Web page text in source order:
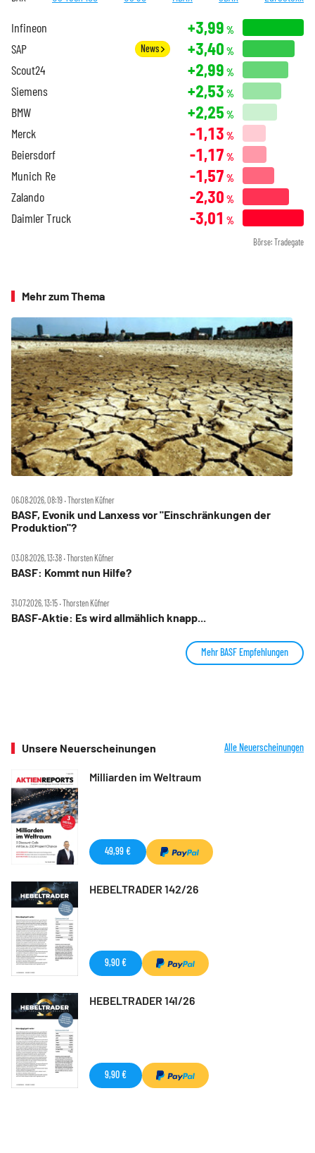
Infineon +3,99 %
SAP News +3,40 %
Scout24 +2,99 %
Siemens +2,53 %
BMW +2,25 %
Merck -1,13 %
Beiersdorf -1,17 %
Munich Re -1,57 %
Zalando -2,30 %
Daimler Truck -3,01 %
Börse: Tradegate
Mehr zum Thema
06.08.2026, 08:19 ‧ Thorsten Küfner
BASF, Evonik und Lanxess vor "Einschränkungen der
Produktion"?
03.08.2026, 13:38 ‧ Thorsten Küfner
BASF: Kommt nun Hilfe?
31.07.2026, 13:15 ‧ Thorsten Küfner
BASF‑Aktie: Es wird allmählich knapp...
Mehr BASF Empfehlungen
Unsere Neuerscheinungen Alle Neuerscheinungen
Milliarden im Weltraum
49,99 €
HEBELTRADER 142/26
9,90 €
HEBELTRADER 141/26
9,90 €